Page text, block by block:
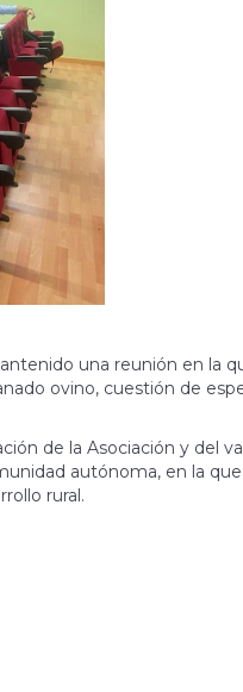
una reunión en la
ovino, cuestión de
de la Asociación y del
autónoma, en la
rural.